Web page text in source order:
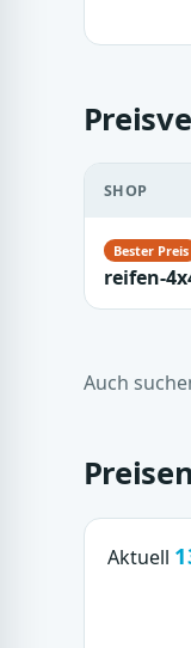
SHOP
reifen-
Auch
Aktuell